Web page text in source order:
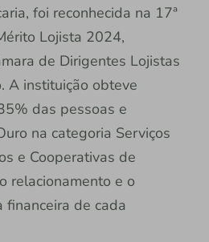
foi reconhecida na 17ª
Lojista 2024,
de Dirigentes Lojistas
A instituição obteve
das pessoas e
na categoria Serviços
e Cooperativas de
relacionamento e o
financeira de cada